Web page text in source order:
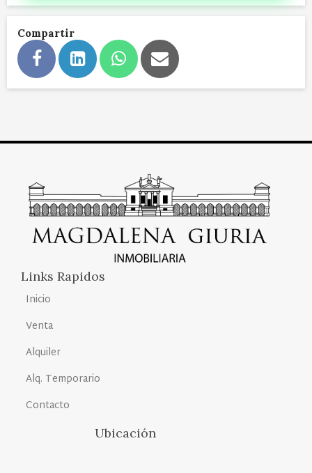
Compartir
Links Rapidos
Inicio
Venta
Alquiler
Alq. Temporario
Contacto
Ubicación